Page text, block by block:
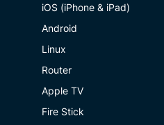
iOS (iPhone & iPad)
Android
Linux
Router
Apple TV
Fire Stick